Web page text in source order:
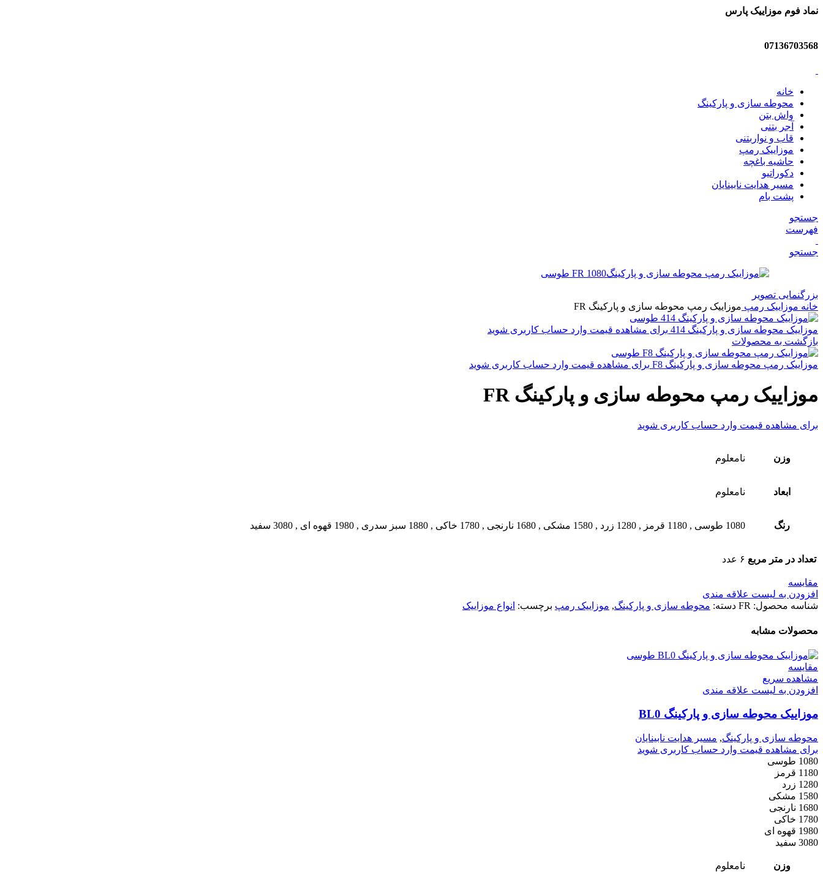
نماد فوم موزاییک پارس
07136703568
خانه
محوطه سازی و پارکینگ
واش بتن
آجر بتنی
قاب و نواربتنی
موزاییک رمپ
حاشیه باغچه
دکوراتیو
مسیر هدایت نابینایان
پشت بام
جستجو
فهرست
جستجو
بزرگنمایی تصویر
خانه موزاییک رمپ موزاییک رمپ محوطه سازی و پارکینگ FR
موزاییک محوطه سازی و پارکینگ 414
برای مشاهده قیمت وارد حساب کاربری شوید
بازگشت به محصولات
موزاییک رمپ محوطه سازی و پارکینگ F8 برای مشاهده قیمت وارد حساب کاربری شوید
موزاییک رمپ محوطه سازی و پارکینگ FR
برای مشاهده قیمت وارد حساب کاربری شوید
وزن نامعلوم
ابعاد نامعلوم
رنگ 1080 طوسی , 1180 قرمز , 1280 زرد , 1580 مشکی , 1680 نارنجی , 1780 خاکی , 1880 سبز سدری , 1980 قهوه ای , 3080 سفید
تعداد در متر مربع ۶ عدد
مقایسه
افزودن به لیست علاقه مندی
شناسه محصول: FR دسته: محوطه سازی و پارکینگ, موزاییک رمپ برچسب: انواع موزاییک
محصولات مشابه
مقایسه
مشاهده سریع
افزودن به لیست علاقه مندی
موزاییک محوطه سازی و پارکینگ BL0
محوطه سازی و پارکینگ, مسیر هدایت نابینایان
برای مشاهده قیمت وارد حساب کاربری شوید
1080 طوسی
1180 قرمز
1280 زرد
1580 مشکی
1680 نارنجی
1780 خاکی
1980 قهوه ای
3080 سفید
وزن نامعلوم